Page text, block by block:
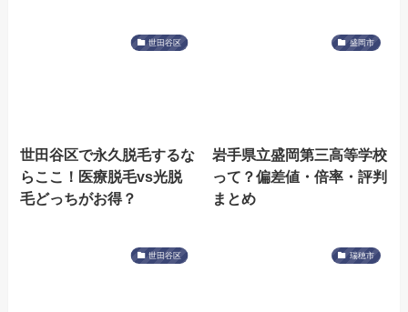
世田谷区
世田谷区で永久脱毛するな
らここ！医療脱毛vs光脱
毛どっちがお得？
盛岡市
岩手県立盛岡第三高等学校
って？偏差値・倍率・評判
まとめ
世田谷区 瑞穂市